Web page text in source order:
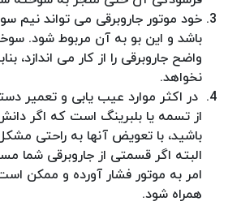
خود موتور جاروبرقی می تواند نیم
باشد و این بو به آن مربوط شود.
واضح جاروبرقی را از کار می اندازد،
نخواهد.
در اکثر موارد عیب یابی و تعمیر
از تسمه یا بلبرینگ است که اگر
باشید، با تعویض آنها به راحتی
البته اگر قسمتی از جاروبرقی شما
امر به موتور فشار آورده و ممکن
همراه شود.